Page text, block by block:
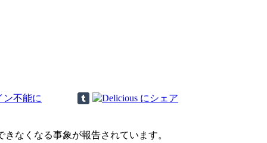
きなくなる事象が報告されています。